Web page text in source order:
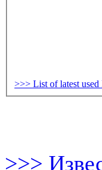
>>> List of latest
>>>